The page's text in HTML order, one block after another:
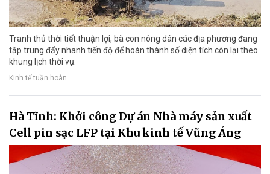
Tranh thủ thời tiết thuận lợi, bà con nông dân các địa phương đang
tập trung đẩy nhanh tiến độ để hoàn thành số diện tích còn lại theo
khung lịch thời vụ.
Kinh tế tuần hoàn
Hà Tĩnh: Khởi công Dự án Nhà máy sản xuất
Cell pin sạc LFP tại Khu kinh tế Vũng Áng